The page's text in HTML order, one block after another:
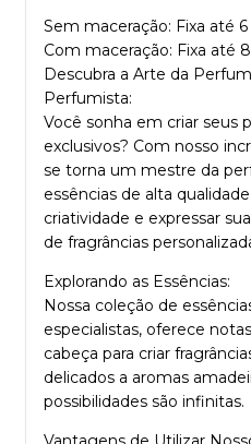
Sem maceração: Fixa até 6
Com maceração: Fixa até
Descubra a Arte da
Perfumista:
Você sonha em criar seus
exclusivos? Com nosso
se torna um mestre da
essências de alta
criatividade e expressar
de fragrâncias
Explorando as Essências:
Nossa coleção de
especialistas, oferece
cabeça para criar
delicados a aromas
possibilidades são infinitas.